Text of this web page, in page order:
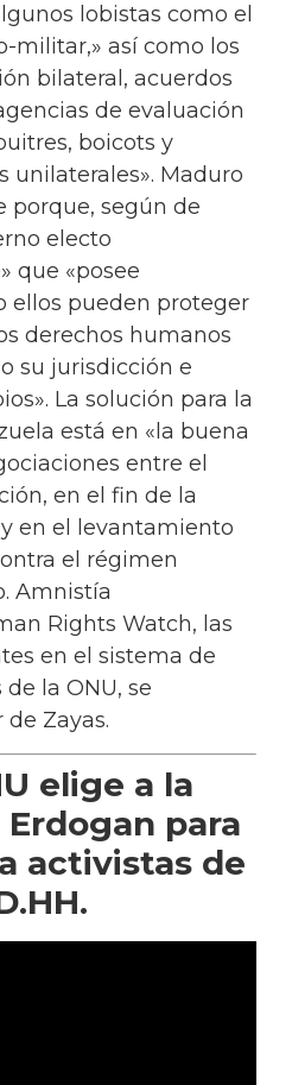
lobistas como el
militar,» así como los
bilateral, acuerdos
de evaluación
boicots y
unilaterales». Maduro
porque, según de
electo
que «posee
ellos pueden proteger
derechos humanos
su jurisdicción e
La solución para la
está en «la buena
entre el
en el fin de la
en el levantamiento
el régimen
Amnistía
Rights Watch, las
en el sistema de
la ONU, se
Zayas.
elige a la
para
activistas de